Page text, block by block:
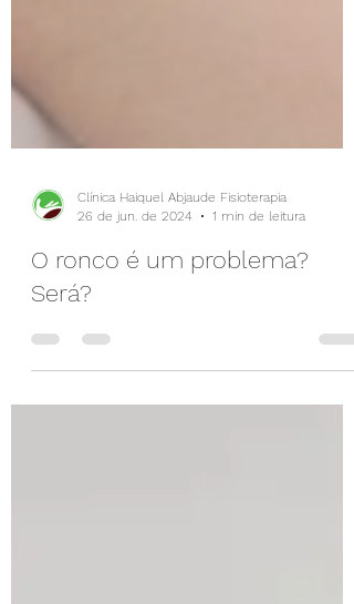
26 de jun. de 2024
1 min de leitura
O ronco é um problema?
Será?